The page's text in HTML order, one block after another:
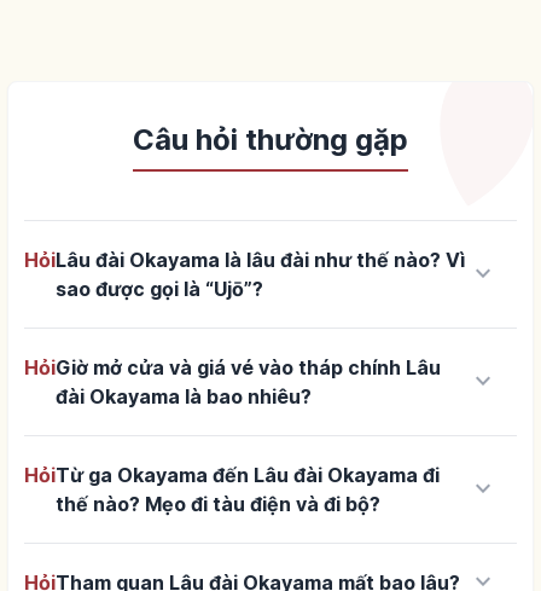
Câu hỏi thường gặp
HỏiLâu đài Okayama là lâu đài như thế nào? Vì
sao được gọi là “Ujō”?
keyboard_arrow_down
HỏiGiờ mở cửa và giá vé vào tháp chính Lâu
đài Okayama là bao nhiêu?
keyboard_arrow_down
HỏiTừ ga Okayama đến Lâu đài Okayama đi
thế nào? Mẹo đi tàu điện và đi bộ?
keyboard_arrow_down
HỏiTham quan Lâu đài Okayama mất bao lâu? keyboard_arrow_down